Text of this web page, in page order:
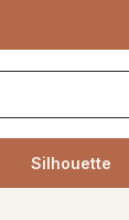
Silhouette